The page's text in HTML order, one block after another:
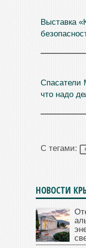
Выставка
Спасатели
что надо
С тегами:
НОВОСТИ